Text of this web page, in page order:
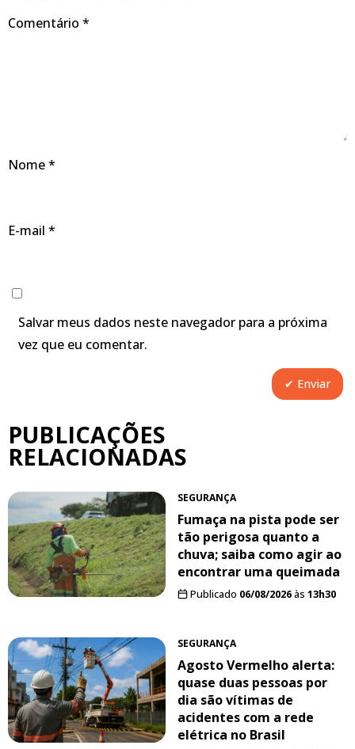
Comentário *
Nome*
E-mail *
Salvar meus dados neste navegador para a próxima
vez que eu comentar.
PUBLICAÇÕES
RELACIONADAS
SEGURANÇA
Fumaça na pista pode ser
tão perigosa quanto a
chuva; saiba como agir ao
encontrar uma queimada
Publicado 06/08/2026às 13h30
SEGURANÇA
Agosto Vermelho alerta:
quase duas pessoas por
dia são vítimas de
acidentes com a rede
elétrica no Brasil